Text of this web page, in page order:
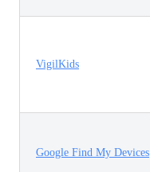
VigilKids
Google Find My Devices